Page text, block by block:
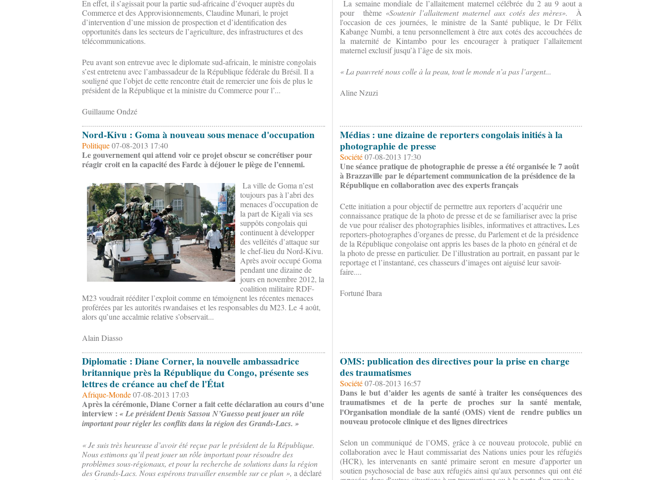
En effet, il s’agissait pour la partie sud-africaine d’évoquer auprès du
Commerce et des Approvisionnements, Claudine Munari, le projet
d’intervention d’une mission de prospection et d’identification des
opportunités dans les secteurs de l’agriculture, des infrastructures et des
télécommunications.
Peu avant son entrevue avec le diplomate sud-africain, le ministre congolais
s’est entretenu avec l’ambassadeur de la République fédérale du Brésil. Il a
souligné que l’objet de cette rencontre était de remercier une fois de plus le
président de la République et la ministre du Commerce pour l’...
Guillaume Ondzé
La semaine mondiale de l’allaitement maternel célébrée du 2 au 9 aout a
pour thème «Soutenir l’allaitement maternel aux cotés des mères». À
l'occasion de ces journées, le ministre de la Santé publique, le Dr Félix
Kabange Numbi, a tenu personnellement à être aux cotés des accouchées de
la maternité de Kintambo pour les encourager à pratiquer l’allaitement
maternel exclusif jusqu’à l’âge de six mois.
« La pauvreté nous colle à la peau, tout le monde n’a pas l’argent...
Aline Nzuzi
Nord-Kivu : Goma à nouveau sous menace d'occupation
Politique07-08-2013 17:40
Le gouvernement qui attend voir ce projet obscur se concrétiser pour
réagir croit en la capacité des Fardc à déjouer le piège de l’ennemi.
La ville de Goma n’est
toujours pas à l’abri des
menaces d’occupation de
la part de Kigali via ses
suppôts congolais qui
continuent à développer
des velléités d’attaque sur
le chef-lieu du Nord-Kivu.
Après avoir occupé Goma
pendant une dizaine de
jours en novembre 2012, la
coalition militaire RDF-
M23 voudrait rééditer l’exploit comme en témoignent les récentes menaces
proférées par les autorités rwandaises et les responsables du M23. Le 4 août,
alors qu’une accalmie relative s’observait...
Alain Diasso
Médias : une dizaine de reporters congolais initiés à la
photographie de presse
Société07-08-2013 17:30
Une séance pratique de photographie de presse a été organisée le 7 août
à Brazzaville par le département communication de la présidence de la
République en collaboration avec des experts français
Cette initiation a pour objectif de permettre aux reporters d’acquérir une
connaissance pratique de la photo de presse et de se familiariser avec la prise
de vue pour réaliser des photographies lisibles, informatives et attractives.Les
reporters-photographes d’organes de presse, du Parlement et de la présidence
de la République congolaise ont appris les bases de la photo en général et de
la photo de presse en particulier. De l’illustration au portrait, en passant par le
reportage et l’instantané, ces chasseurs d’images ont aiguisé leur savoir-
faire....
Fortuné Ibara
Diplomatie : Diane Corner, la nouvelle ambassadrice
britannique près la République du Congo, présente ses
lettres de créance au chef de l'État
Afrique-Monde07-08-2013 17:03
Après la cérémonie, Diane Corner a fait cette déclaration au cours d’une
interview : « Le président Denis Sassou N’Guesso peut jouer un rôle
important pour régler les conflits dans la région des Grands-Lacs. »
« Je suis très heureuse d’avoir été reçue par le président de la République.
Nous estimons qu’il peut jouer un rôle important pour résoudre des
problèmes sous-régionaux, et pour la recherche de solutions dans la région
des Grands-Lacs. Nous espérons travailler ensemble sur ce plan », a déclaré
OMS: publication des directives pour la prise en charge
des traumatismes
Société07-08-2013 16:57
Dans le but d’aider les agents de santé à traiter les conséquences des
traumatismes et de la perte de proches sur la santé mentale,
l'Organisation mondiale de la santé (OMS) vient de rendre publics un
nouveau protocole clinique et des lignes directrices
Selon un communiqué de l’OMS, grâce à ce nouveau protocole, publié en
collaboration avec le Haut commissariat des Nations unies pour les réfugiés
(HCR), les intervenants en santé primaire seront en mesure d'apporter un
soutien psychosocial de base aux réfugiés ainsi qu'aux personnes qui ont été